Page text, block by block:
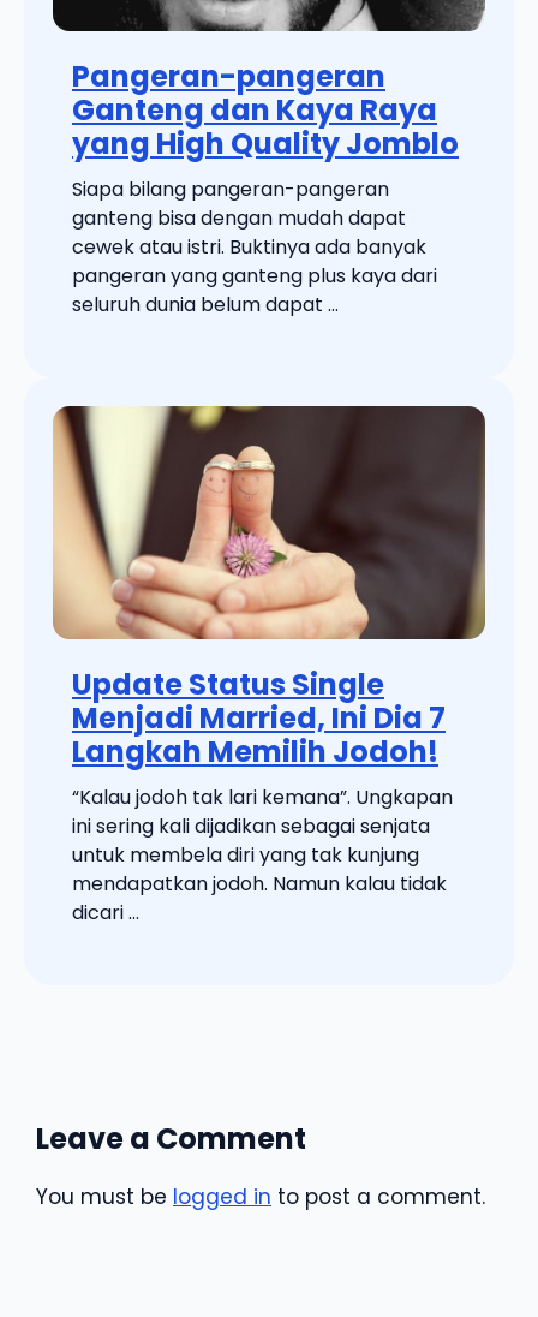
Pangeran-pangeran
Ganteng dan Kaya Raya
yang High Quality Jomblo
Siapa bilang pangeran-pangeran
ganteng bisa dengan mudah dapat
cewek atau istri. Buktinya ada banyak
pangeran yang ganteng plus kaya dari
seluruh dunia belum dapat ...
Update Status Single
Menjadi Married, Ini Dia 7
Langkah Memilih Jodoh!
“Kalau jodoh tak lari kemana”. Ungkapan
ini sering kali dijadikan sebagai senjata
untuk membela diri yang tak kunjung
mendapatkan jodoh. Namun kalau tidak
dicari ...
Leave a Comment
You must be logged in to post a comment.